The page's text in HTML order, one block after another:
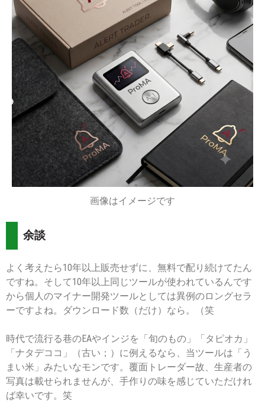
画像はイメージです
余談
よく考えたら10年以上販売せずに、無料で配り続けてたん
ですね。そして10年以上同じツールが使われているんです
から個人のマイナー開発ツールとしては異例のロングセラ
ーですよね。ダウンロード数（だけ）なら。（笑
時代で流行る巷のEAやインジを「旬のもの」「タピオカ」
「ナタデココ」（古い；）に例えるなら、当ツールは「う
まい米」みたいなモンです。覆面トレーダー故、生産者の
写真は載せられませんが、手作りの味を感じていただけれ
ば幸いです。笑